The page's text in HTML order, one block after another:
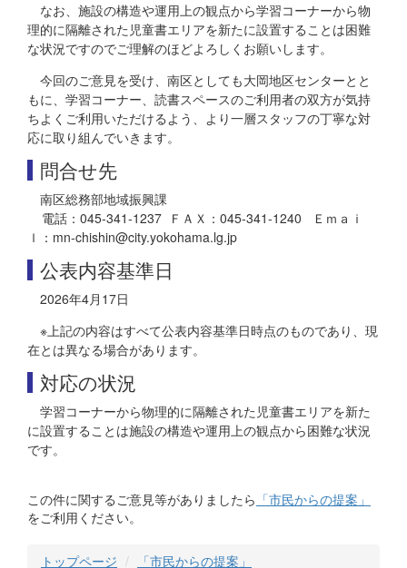
なお、施設の構造や運用上の観点から学習コーナーから物
理的に隔離された児童書エリアを新たに設置することは困難
な状況ですのでご理解のほどよろしくお願いします。
今回のご意見を受け、南区としても大岡地区センターとと
もに、学習コーナー、読書スペースのご利用者の双方が気持
ちよくご利用いただけるよう、より一層スタッフの丁寧な対
応に取り組んでいきます。
問合せ先
南区総務部地域振興課
電話：045-341-1237 ＦＡＸ：045-341-1240 Ｅｍａｉ
ｌ：mn-chishin@city.yokohama.lg.jp
公表内容基準日
2026年4月17日
※上記の内容はすべて公表内容基準日時点のものであり、現
在とは異なる場合があります。
対応の状況
学習コーナーから物理的に隔離された児童書エリアを新た
に設置することは施設の構造や運用上の観点から困難な状況
です。
この件に関するご意見等がありましたら 「市民からの提案」
をご利用ください。
トップページ 「市民からの提案」